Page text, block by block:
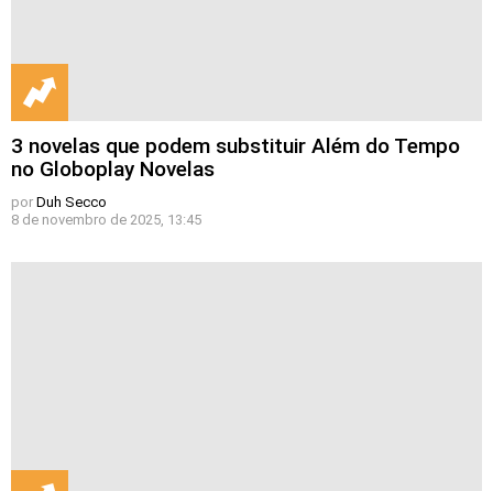
3 novelas que podem substituir Além do Tempo
no Globoplay Novelas
por Duh Secco
8 de novembro de 2025, 13:45